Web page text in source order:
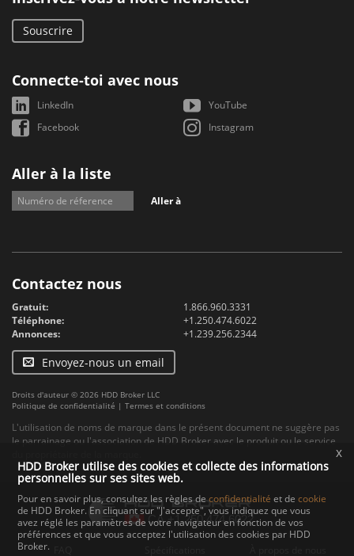
Souscrire
Connecte-toi avec nous
LinkedIn
YouTube
Facebook
Instagram
Aller à la liste
Aller à
Contactez nous
Gratuit:
1.866.960.3331
Téléphone:
+1.250.474.6022
Annonces:
+1.239.256.2344
Envoyez-nous un email
Droits d'auteur © 2026 HDD Broker LLC
Politique de confidentialité | Termes et conditions
L'utilisation de noms de marque dans le présent document ne suggère pas
le parrainage ou l'association de HDD Broker avec le produit ou le service
HDD Broker utilise des cookies et collecte des informations
personnelles sur ses sites web.
Pour en savoir plus, consultez les règles de confidentialité et de cookie
de HDD Broker. En cliquant sur "J'accepte", vous indiquez que vous
avez réglé les paramètres de votre navigateur en fonction de vos
préférences et que vous acceptez l'utilisation des cookies par HDD
Broker.
x